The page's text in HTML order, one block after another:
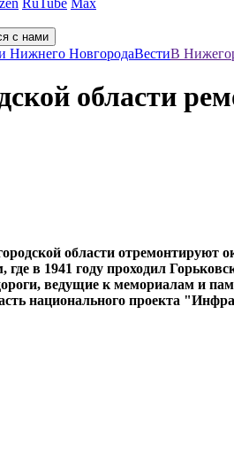
RuTube Max
с нами
Нижнего НовгородаВестиВ
области
области
где в 1941 году проходил
ведущие к мемориалам и
национального проекта